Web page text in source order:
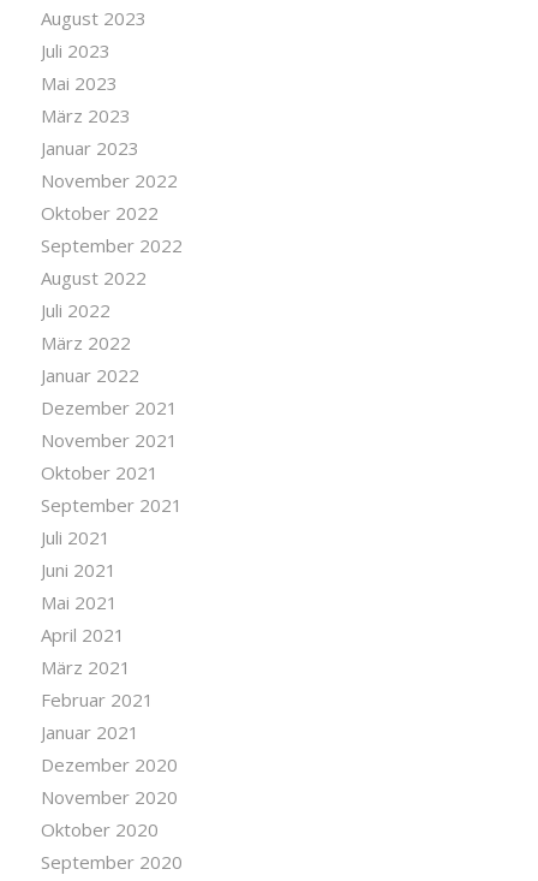
August 2023
Juli 2023
Mai 2023
März 2023
Januar 2023
November 2022
Oktober 2022
September 2022
August 2022
Juli 2022
März 2022
Januar 2022
Dezember 2021
November 2021
Oktober 2021
September 2021
Juli 2021
Juni 2021
Mai 2021
April 2021
März 2021
Februar 2021
Januar 2021
Dezember 2020
November 2020
Oktober 2020
September 2020